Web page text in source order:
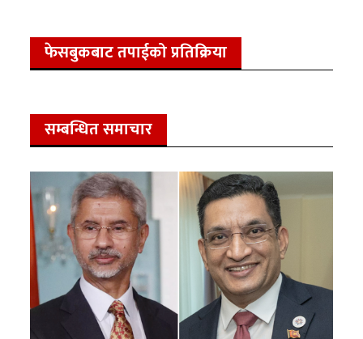
फेसबुकबाट तपाईको प्रतिक्रिया
सम्बन्धित समाचार